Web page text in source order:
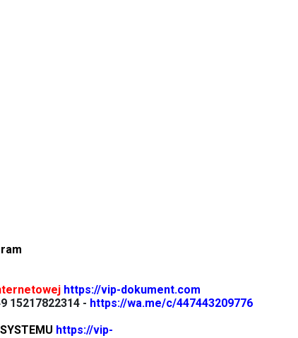
https://vip-dokument.com
15217822314 - https://wa.me/c/447443209776
https://vip-